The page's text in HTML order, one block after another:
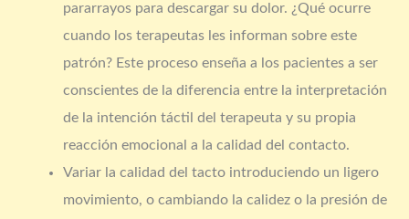
pararrayos para descargar su dolor. ¿Qué ocurre
cuando los terapeutas les informan sobre este
patrón? Este proceso enseña a los pacientes a ser
conscientes de la diferencia entre la interpretación
de la intención táctil del terapeuta y su propia
reacción emocional a la calidad del contacto.
Variar la calidad del tacto introduciendo un ligero
movimiento, o cambiando la calidez o la presión de